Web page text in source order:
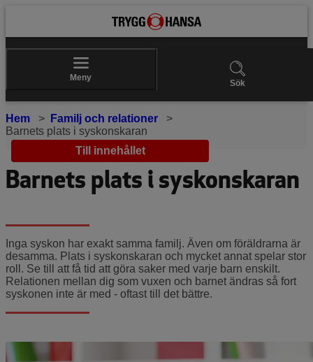
Till innehållet
Meny
Sök
Hem
Familj och relationer
Barnets plats i syskonskaran
Barnets plats i syskonskaran
Inga syskon har exakt samma familj. Även om föräldrarna är
desamma. Plats i syskonskaran och mycket annat spelar stor
roll. Se till att få tid att göra saker med varje barn enskilt.
Relationen mellan dig som vuxen och barnet ändras så fort
syskonen inte är med - oftast till det bättre.